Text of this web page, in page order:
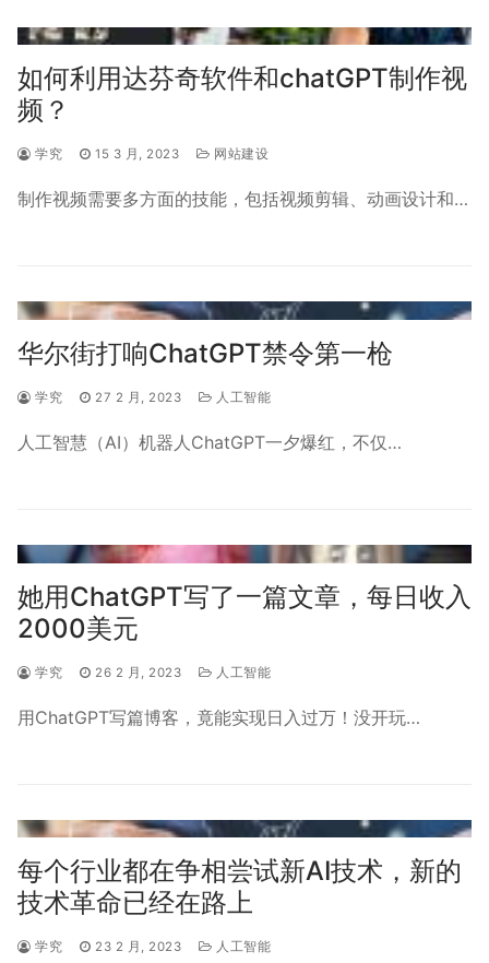
如何利用达芬奇软件和chatGPT制作视
频？
学究 15 3 月, 2023 网站建设
制作视频需要多方面的技能，包括视频剪辑、动画设计和…
华尔街打响ChatGPT禁令第一枪
学究 27 2 月, 2023 人工智能
人工智慧（AI）机器人ChatGPT一夕爆红，不仅…
她用ChatGPT写了一篇文章，每日收入
2000美元
学究 26 2 月, 2023 人工智能
用ChatGPT写篇博客，竟能实现日入过万！没开玩…
每个行业都在争相尝试新AI技术，新的
技术革命已经在路上
学究 23 2 月, 2023 人工智能